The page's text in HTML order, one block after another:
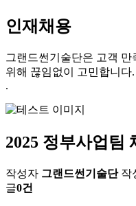
인재채용
그랜드썬기술단은 고객 만
위해 끊임없이 고민합니다.
.
2025 정부사업팀
작성자 그랜드썬기술단 작
글0건